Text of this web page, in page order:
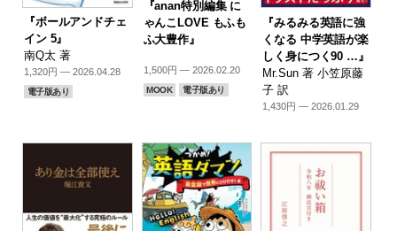
『ボールアンドチェ
イン 5』
南Q太 著
1,320円 — 2026.04.28
電子版あり
『anan特別編集 に
ゃんこLOVE もふも
ふ大豊作』
1,500円 — 2026.02.20
MOOK 電子版あり
『みるみる英語に強
くなる 中学英語が楽
しく身につく90 …』
Mr.Sun 著 小笠原藤
子 訳
1,430円 — 2026.01.29